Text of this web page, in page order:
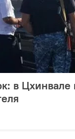
в Цхинвале